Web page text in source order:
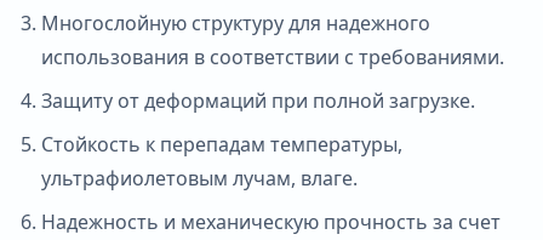
Многослойную структуру для надежного
использования в соответствии с требованиями.
Защиту от деформаций при полной загрузке.
Стойкость к перепадам температуры,
ультрафиолетовым лучам, влаге.
Надежность и механическую прочность за счет